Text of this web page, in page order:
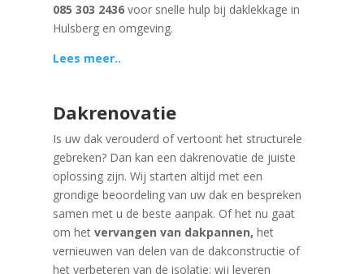
085 303 2436voor snelle hulp bij daklekkage in
Hulsberg en omgeving.
Lees meer..
Dakrenovatie
Is uw dak verouderd of vertoont het structurele
gebreken? Dan kan een dakrenovatie de juiste
oplossing zijn. Wij starten altijd met een
grondige beoordeling van uw dak en bespreken
samen met u de beste aanpak. Of het nu gaat
om het vervangen van dakpannen, het
vernieuwen van delen van de dakconstructie of
het verbeteren van de isolatie: wij leveren